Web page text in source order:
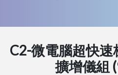
C2-微電腦超快
擴增儀組